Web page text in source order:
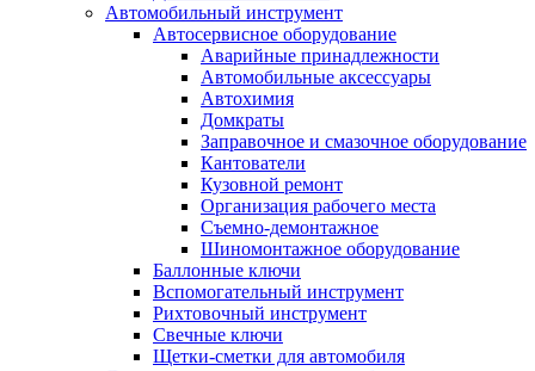
Автомобильный инструмент
Автосервисное оборудование
Аварийные принадлежности
Автомобильные аксессуары
Автохимия
Домкраты
Заправочное и смазочное оборудование
Кантователи
Кузовной ремонт
Организация рабочего места
Съемно-демонтажное
Шиномонтажное оборудование
Баллонные ключи
Вспомогательный инструмент
Рихтовочный инструмент
Свечные ключи
Щетки-сметки для автомобиля